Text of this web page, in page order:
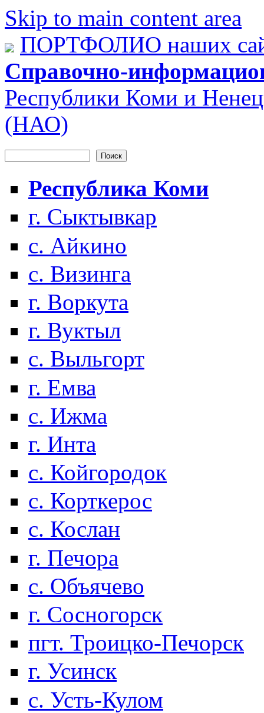
Skip to main content area
ПОРТФОЛИО наших
Справочно-
Республики Коми и
(НАО)
Форма поиска
Республика Коми
г. Сыктывкар
с. Айкино
с. Визинга
г. Воркута
г. Вуктыл
с. Выльгорт
г. Емва
с. Ижма
г. Инта
с. Койгородок
с. Корткерос
с. Кослан
г. Печора
с. Объячево
г. Сосногорск
пгт. Троицко-Печорск
г. Усинск
с. Усть-Кулом